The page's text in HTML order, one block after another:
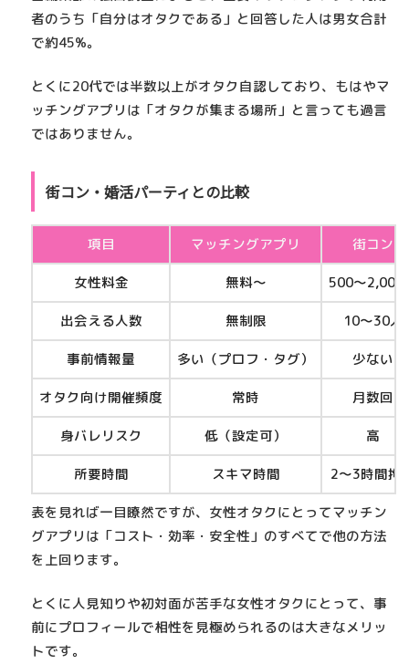
者のうち 「自分はオタクである」と回答した人は男女合計
で約45%。
とくに20代では半数以上がオタク自認しており、もはやマ
ッチングアプリは 「オタクが集まる場所」 と言っても過言
ではありません。
街コン・婚活パーティとの比較
項目 マッチングアプリ
街コン
女性料金
無料〜
500〜2,000
出会える人数
無制限
10〜30人
事前情報量
多い（プロフ・タグ）
少ない
オタク向け開催頻度
常時
月数回
身バレリスク
低（設定可）
高
所要時間
スキマ時間
2〜3時間拘
表を見れば一目瞭然ですが、 女性オタクにとってマッチン
グアプリは「コスト・効率・安全性」のすべてで他の方法
を上回ります。
とくに人見知りや初対面が苦手な女性オタクにとって、事
前にプロフィールで相性を見極められるのは大きなメリッ
トです。